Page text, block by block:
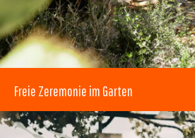
Freie Zeremonie im Garten